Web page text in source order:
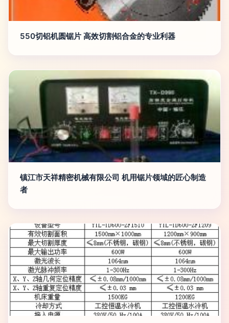
550切铝机圆锯片 高效切割铝合金的专业利器
镇江市天祥精密机械有限公司 机用锯片领域的匠心制造
者